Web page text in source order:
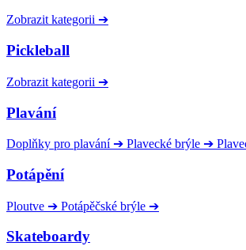
Zobrazit kategorii ➔
Pickleball
Zobrazit kategorii ➔
Plavání
Doplňky pro plavání ➔ Plavecké brýle ➔
Potápění
Ploutve ➔ Potápěčské brýle ➔
Skateboardy